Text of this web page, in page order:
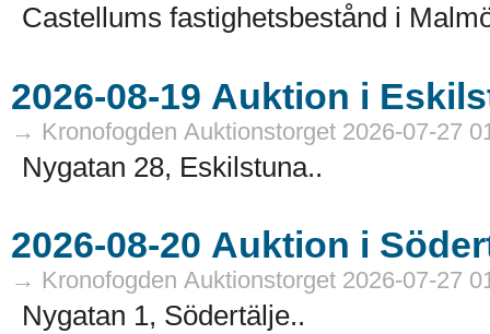
Castellums fastighetsbestånd i
→ Kronofogden Auktionstorget 2026-07-27
Nygatan 28, Eskilstuna..
→ Kronofogden Auktionstorget 2026-07-27
Nygatan 1, Södertälje..